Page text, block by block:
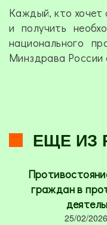
Каждый, кто хочет
и получить
национального
Минздрава России
ЕЩЕ ИЗ
граждан в
25/02/